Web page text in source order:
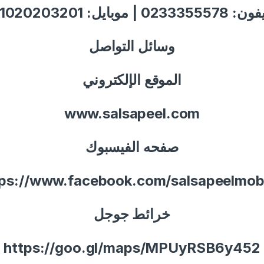
| موبايل:
وسائل التواصل
الموقع الإلكتروني
www.salsapeel.com
صفحه الفيسبوك
www.facebook.com/
خرائط جوجل
https://goo.gl/maps/MPUyRSB6y452